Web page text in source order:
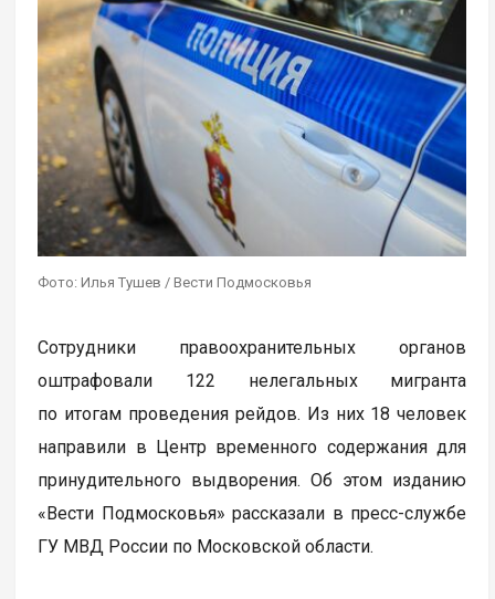
Фото: Илья Тушев / Вести Подмосковья
Сотрудники правоохранительных органов
оштрафовали 122 нелегальных мигранта
по итогам проведения рейдов. Из них 18 человек
направили в Центр временного содержания для
принудительного выдворения. Об этом изданию
«Вести Подмосковья» рассказали в пресс-службе
ГУ МВД России по Московской области.